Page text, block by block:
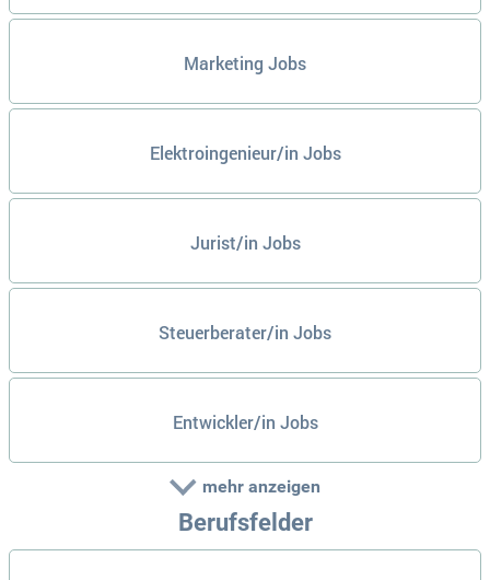
Marketing Jobs
Elektroingenieur/in Jobs
Jurist/in Jobs
Steuerberater/in Jobs
Entwickler/in Jobs
mehr anzeigen
Berufsfelder